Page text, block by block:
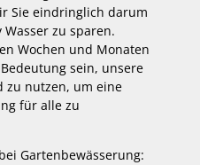
Sie eindringlich darum
zu sparen.
Wochen und Monaten
sein, unsere
zu nutzen, um eine
für alle zu
Gartenbewässerung: